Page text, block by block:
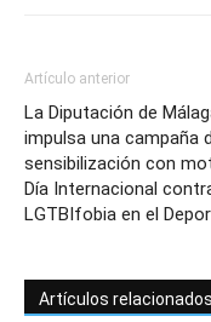
Artículo anterior
La Diputación de
impulsa una campaña
sensibilización con
Día Internacional
LGTBIfobia en el
Artículos relacionados